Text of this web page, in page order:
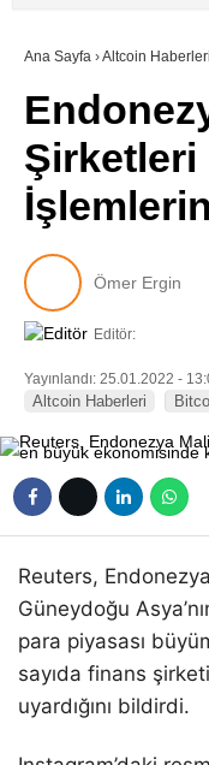
SÖZLÜK
Ana Sayfa ›Altcoin Haberleri
Şirketleri
Ömer Ergin
Editör:
Yayınlandı: 25.01.2022 -
Altcoin Haberleri
Reuters,
Güneydoğu
para piyasası
sayıda finans
uyardığını bildirdi.